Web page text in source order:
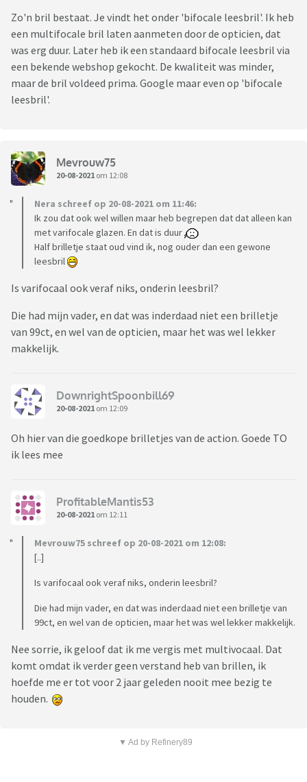
Zo'n bril bestaat. Je vindt het onder 'bifocale leesbril'. Ik heb
een multifocale bril laten aanmeten door de opticien, dat
was erg duur. Later heb ik een standaard bifocale leesbril via
een bekende webshop gekocht. De kwaliteit was minder,
maar de bril voldeed prima. Google maar even op 'bifocale
leesbril'.
Mevrouw75
20-08-2021 om 12:08
Nera schreef op 20-08-2021 om 11:46:
Ik zou dat ook wel willen maar heb begrepen dat dat alleen kan
met varifocale glazen. En dat is duur
Half brilletje staat oud vind ik, nog ouder dan een gewone
leesbril
Is varifocaal ook veraf niks, onderin leesbril?
Die had mijn vader, en dat was inderdaad niet een brilletje
van 99ct, en wel van de opticien, maar het was wel lekker
makkelijk.
DownrightSpoonbill69
20-08-2021 om 12:09
Oh hier van die goedkope brilletjes van de action. Goede TO
ik lees mee
ProfitableMantis53
20-08-2021 om 12:11
Mevrouw75 schreef op 20-08-2021 om 12:08:
[..]
Is varifocaal ook veraf niks, onderin leesbril?
Die had mijn vader, en dat was inderdaad niet een brilletje van
99ct, en wel van de opticien, maar het was wel lekker makkelijk.
Nee sorrie, ik geloof dat ik me vergis met multivocaal. Dat
komt omdat ik verder geen verstand heb van brillen, ik
hoefde me er tot voor 2 jaar geleden nooit mee bezig te
houden.
▼ Ad by Refinery89